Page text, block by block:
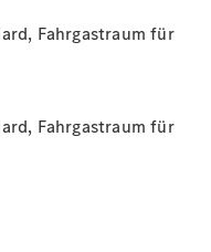
Fahrgastraum für
Fahrgastraum für